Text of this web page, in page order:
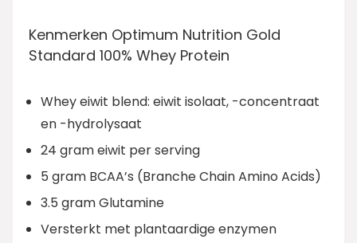
Kenmerken Optimum Nutrition Gold
Standard 100% Whey Protein
Whey eiwit blend: eiwit isolaat, -concentraat
en -hydrolysaat
24 gram eiwit per serving
5 gram BCAA’s (Branche Chain Amino Acids)
3.5 gram Glutamine
Versterkt met plantaardige enzymen